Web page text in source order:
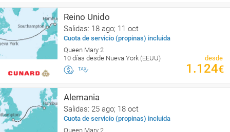
Reino Unido
Salidas: 18 ago; 11 oct
Cuota de servicio (propinas) incluida
Queen Mary 2
10 días desde Nueva York (EEUU)
desde
1.124€
Alemania
Salidas: 25 ago; 18 oct
Cuota de servicio (propinas) incluida
Queen Mary 2